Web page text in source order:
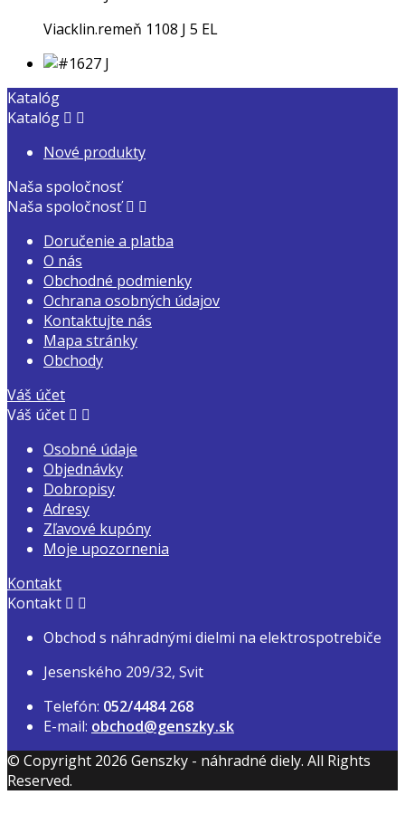
Viacklin.remeň 1108 J 5 EL
Katalóg
Katalóg  
Nové produkty
Naša spoločnosť
Naša spoločnosť  
Doručenie a platba
O nás
Obchodné podmienky
Ochrana osobných údajov
Kontaktujte nás
Mapa stránky
Obchody
Váš účet
Váš účet  
Osobné údaje
Objednávky
Dobropisy
Adresy
Zľavové kupóny
Moje upozornenia
Kontakt
Kontakt  
Obchod s náhradnými dielmi na elektrospotrebiče
Jesenského 209/32, Svit
Telefón: 052/4484 268
E-mail: obchod@genszky.sk
© Copyright 2026 Genszky - náhradné diely. All Rights
Reserved.